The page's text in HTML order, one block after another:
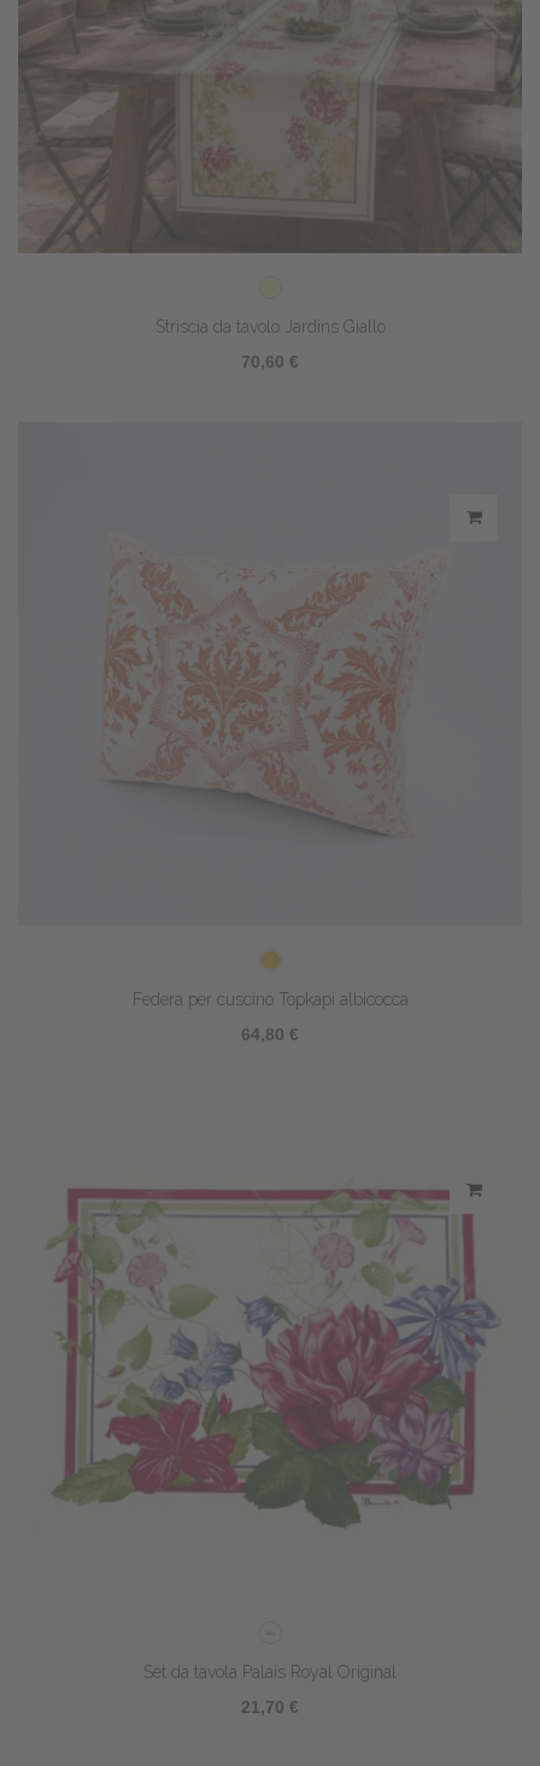
Striscia da tavolo Jardins Giallo
70,60 €
Federa per cuscino Topkapi albicocca
64,80 €
Set da tavola Palais Royal Original
21,70 €